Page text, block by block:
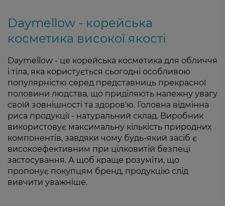
Daymellow - корейська
косметика високої якості
Daymellow - це корейська косметика для обличчя
і тіла, яка користується сьогодні особливою
популярністю серед представниць прекрасної
половини людства, що приділяють належну увагу
своїй зовнішності та здоров'ю. Головна відмінна
риса продукції - натуральний склад. Виробник
використовує максимальну кількість природних
компонентів, завдяки чому будь-який засіб є
високоефективним при цілковитій безпеці
застосування. А щоб краще розуміти, що
пропонує покупцям бренд, продукцію слід
вивчити уважніше.